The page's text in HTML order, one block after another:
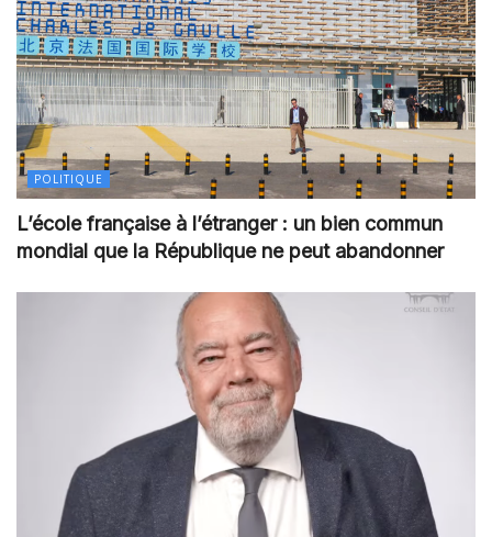
POLITIQUE
L’école française à l’étranger : un bien commun
mondial que la République ne peut abandonner